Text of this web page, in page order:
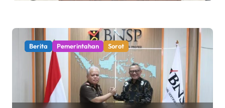
Berita Pemerintahan Sorot